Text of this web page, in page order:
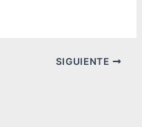
SIGUIENTE